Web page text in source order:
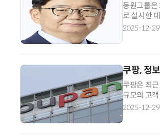
동원그룹은
로 실시한
무리한 것
2025-12-
쿠팡, 정
쿠팡은 최
규모의 고
“쿠팡의 모
2025-12-